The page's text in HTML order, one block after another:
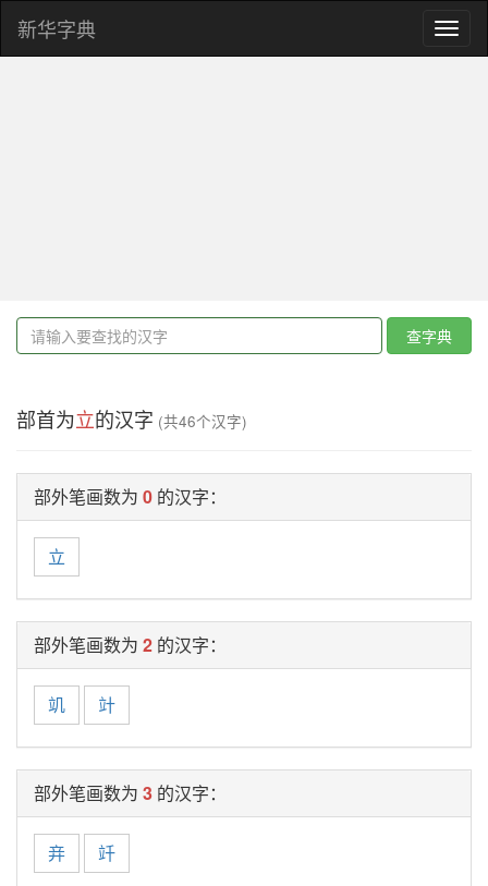
新华字典
查字典
部首为立的汉字 (共46个汉字)
部外笔画数为 0 的汉字：
立
部外笔画数为 2 的汉字：
竌 竍
部外笔画数为 3 的汉字：
竎 竏